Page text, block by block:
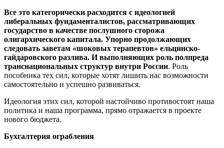
Все это категорически расходится с идеологией
либеральных фундаменталистов, рассматривающих
государство в качестве послушного сторожа
олигархического капитала. Упорно продолжающих
следовать заветам «шоковых терапевтов» ельцинско-
гайдаровского разлива. И выполняющих роль полпреда
транснациональных структур внутри России. Роль
пособника тех сил, которые хотят лишить нас возможности
самостоятельно и успешно развиваться.
Идеология этих сил, которой настойчиво противостоят наша
политика и наша программа, прямо отражается в проекте
нового бюджета.
Бухгалтерия ограбления